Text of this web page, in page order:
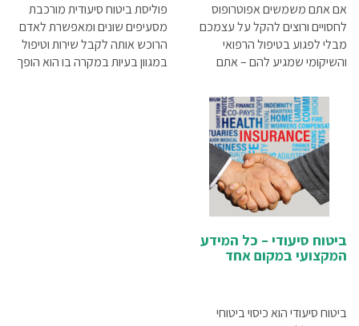
אם אתם משמשים אפוטרופוס
לחסויים ורוצים להקל על עצמכם
מבלי לפגוע בטיפול הרפואי
והשיקומי שמגיע להם – אתם
פוליסת ביטוח סיעודית מורכבת
מסעיפים שונים ומאפשרת לאדם
הרוכש אותה לקבל שירות וטיפול
במגוון בעיות במקרה בו הוא הופך
ביטוח סיעודי – כל המידע
המקצועי במקום אחד
ביטוח סיעודי הוא כיסוי ביטוחי